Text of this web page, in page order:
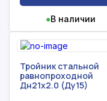
●В наличии
Тройник стальной
равнопроходной
Дн21х2.0 (Ду15)